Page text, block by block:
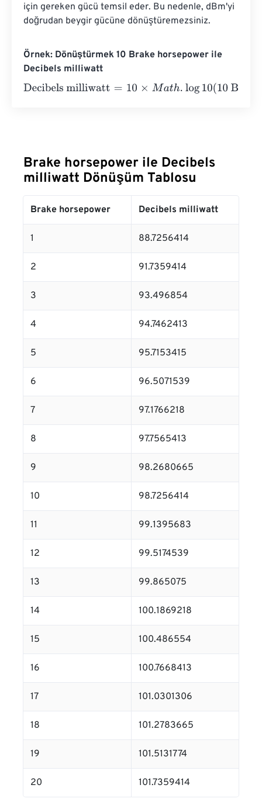
için gereken gücü temsil eder. Bu nedenle, dBm'yi
doğrudan beygir gücüne dönüştüremezsiniz.
Örnek: Dönüştürmek 10 Brake horsepower ile
Decibels milliwatt
Decibels milliwatt=10 ×M ath .log10(10 Brake horsepower
Brake horsepower ile Decibels
milliwatt Dönüşüm Tablosu
Brake horsepower Decibels milliwatt
1 88.7256414
2 91.7359414
3 93.496854
4 94.7462413
5 95.7153415
6 96.5071539
7 97.1766218
8 97.7565413
9 98.2680665
10 98.7256414
11 99.1395683
12 99.5174539
13 99.865075
14 100.1869218
15 100.486554
16 100.7668413
17 101.0301306
18 101.2783665
19 101.5131774
20 101.7359414